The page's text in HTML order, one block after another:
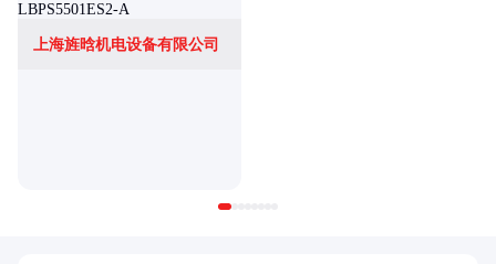
上海旌晗机电设备有限公司